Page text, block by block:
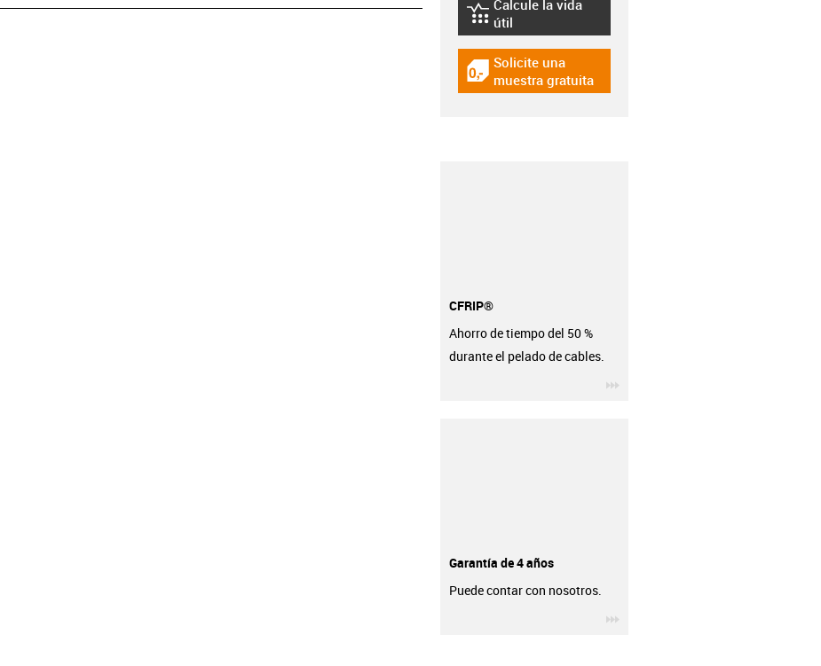
igus-icon-lebensdauerrechner
Calcule la vida
útil
igus-icon-gratismuster
Solicite una
muestra gratuita
CFRIP®
Ahorro de tiempo del 50 %
durante el pelado de cables.
Garantía de 4 años
Puede contar con nosotros.